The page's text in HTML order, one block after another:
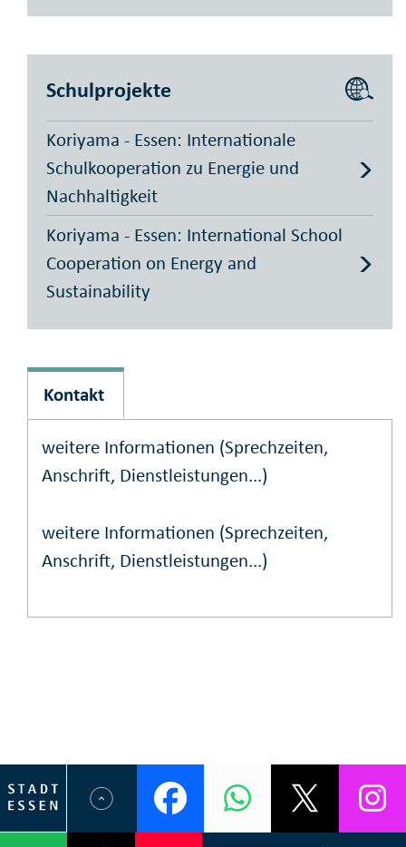
Schulprojekte
Koriyama - Essen: Internationale
Schulkooperation zu Energie und
Nachhaltigkeit
Koriyama - Essen: International School
Cooperation on Energy and
Sustainability
Kontakt
weitere Informationen (Sprechzeiten,
Anschrift, Dienstleistungen...)
weitere Informationen (Sprechzeiten,
Anschrift, Dienstleistungen...)